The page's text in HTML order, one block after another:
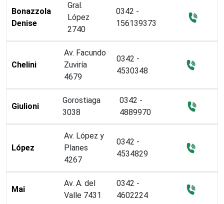
Bonazzola
Denise
Gral.
López
2740
0342 -
156139373
Chelini
Av. Facundo
Zuviría
4679
0342 -
4530348
Giulioni
Gorostiaga
3038
0342 -
4889970
López
Av. López y
Planes
4267
0342 -
4534829
Mai
Av. A. del
Valle 7431
0342 -
4602224